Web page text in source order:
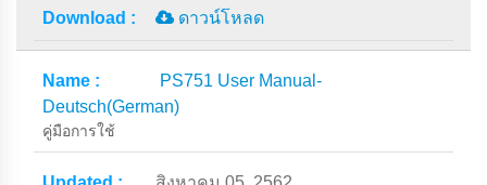
ดาวน์โหลด
PS751 User Manual-
Deutsch(German)
คู่มือการใช้